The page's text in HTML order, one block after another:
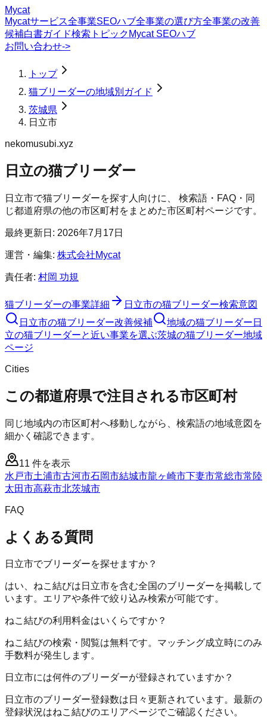
Mycat
Mycatサービス全事業SEOハブ全事業の選び方全事業の改善
候補白書ガイド検索トピック Mycat SEOハブ
お問い合わせ->
トップ
猫ブリーダーの地域別ガイド
茨城県
日立市
nekomusubi.xyz
日立の猫ブリーダー
日立市で猫ブリーダーを探す人向けに、 検索語・FAQ・同
じ都道府県の他の市区町村をまとめた市区町村ページです。
最終更新日: 2026年7月17日
運営・編集: 株式会社Mycat
責任者: 村岡 功規
猫ブリーダーの事業詳細 日立市の猫ブリーダー検索意図
日立市の猫ブリーダー改善候補 地域の猫ブリーダー 日
立の猫ブリーダーと近い事業を選ぶ茨城の猫ブリーダー地域
ページ
Cities
この都道府県で注目される市区町村
同じ地域内の市区町村へ移動しながら、検索語の地域意図を
細かく確認できます。
11 件を表示
水戸市土浦市古河市石岡市結城市龍ヶ崎市下妻市常総市常陸
太田市高萩市北茨城市
FAQ
よくある質問
日立市でブリーダーを探せますか？
はい、ねこ結びは日立市を含む全国のブリーダーを掲載して
います。エリアや条件で絞り込み検索が可能です。
ねこ結びの利用料金はいくらですか？
ねこ結びの検索・閲覧は無料です。マッチング成立時にのみ
手数料が発生します。
日立市には何件のブリーダーが登録されていますか？
日立市のブリーダー登録数は日々更新されています。最新の
登録状況はねこ結びのエリアページでご確認ください。